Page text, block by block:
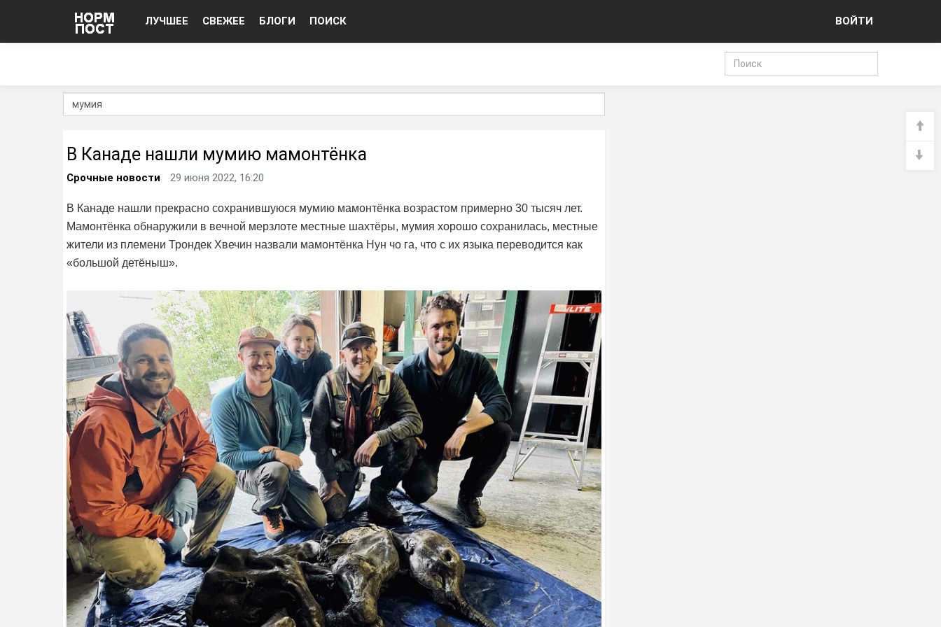
ЛУЧШЕЕ СВЕЖЕЕ БЛОГИ ПОИСК ВОЙТИ
В Канаде нашли мумию мамонтёнка
Срочные новости 29 июня 2022, 16:20
В Канаде нашли прекрасно сохранившуюся мумию мамонтёнка возрастом примерно 30 тысяч лет.
Мамонтёнка обнаружили в вечной мерзлоте местные шахтёры, мумия хорошо сохранилась, местные
жители из племени Трондек Хвечин назвали мамонтёнка Нун чо га, что с их языка переводится как
«большой детёныш».